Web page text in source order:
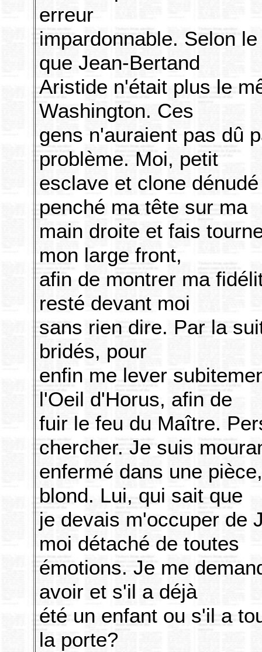
erreur
impardonnable. Selon
que Jean-Bertand
Aristide n'était plus le
Washington. Ces
gens n'auraient pas dû
problème. Moi, petit
esclave et clone
penché ma tête sur ma
main droite et fais
mon large front,
afin de montrer ma
resté devant moi
sans rien dire. Par la
bridés, pour
enfin me lever
l'Oeil d'Horus, afin de
fuir le feu du Maître.
chercher. Je suis
enfermé dans une
blond. Lui, qui sait que
je devais m'occuper de
moi détaché de toutes
émotions. Je me
avoir et s'il a déjà
été un enfant ou s'il a
la porte?